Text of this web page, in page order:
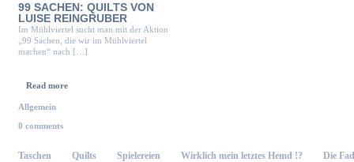
99 SACHEN: QUILTS VON
LUISE REINGRUBER
Im Mühlviertel sucht man mit der Aktion
„99 Sachen, die wir im Mühlviertel
machen“ nach […]
Read more
Allgemein
0 comments
Taschen Quilts Spielereien Wirklich mein letztes Hemd !? Die